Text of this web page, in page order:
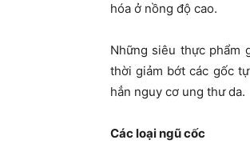
hóa ở nồng độ cao.
Những siêu thực phẩm
thời giảm bớt các gốc
hẳn nguy cơ ung thư da.
Các loại ngũ cốc